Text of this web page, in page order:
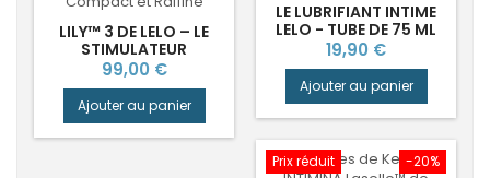
LILY™ 3 DE LELO – LE
STIMULATEUR
CLITORIDIEN
COMPACT ET RAFFINÉ
Prix
99,00 €
Ajouter au panier
LE LUBRIFIANT INTIME
LELO - TUBE DE 75 ML
Prix
19,90 €
Ajouter au panier
-20%
Prix réduit